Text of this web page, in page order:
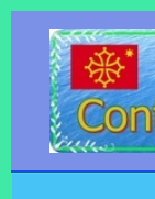
Aller
contenu